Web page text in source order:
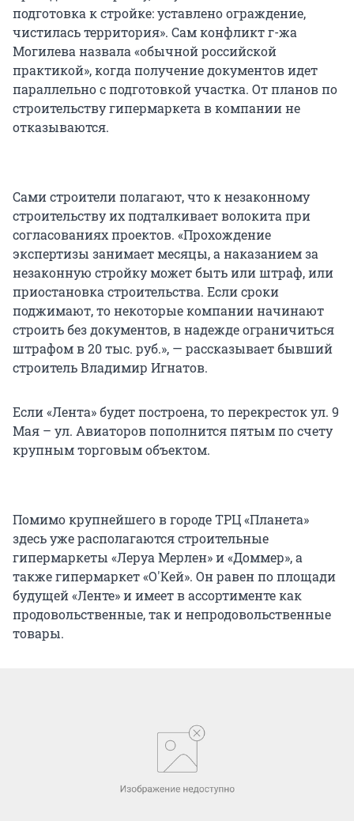
подготовка к стройке: уставлено ограждение,
чистилась территория». Сам конфликт г-жа
Могилева назвала «обычной российской
практикой», когда получение документов идет
параллельно с подготовкой участка. От планов по
строительству гипермаркета в компании не
отказываются.
Сами строители полагают, что к незаконному
строительству их подталкивает волокита при
согласованиях проектов. «Прохождение
экспертизы занимает месяцы, а наказанием за
незаконную стройку может быть или штраф, или
приостановка строительства. Если сроки
поджимают, то некоторые компании начинают
строить без документов, в надежде ограничиться
штрафом в 20 тыс. руб.», — рассказывает бывший
строитель Владимир Игнатов.
Если «Лента» будет построена, то перекресток ул. 9
Мая – ул. Авиаторов пополнится пятым по счету
крупным торговым объектом.
Помимо крупнейшего в городе ТРЦ «Планета»
здесь уже располагаются строительные
гипермаркеты «Леруа Мерлен» и «Доммер», а
также гипермаркет «О'Кей». Он равен по площади
будущей «Ленте» и имеет в ассортименте как
продовольственные, так и непродовольственные
товары.